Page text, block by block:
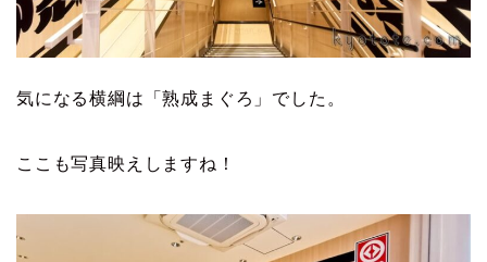
気になる横綱は「熟成まぐろ」でした。
ここも写真映えしますね！